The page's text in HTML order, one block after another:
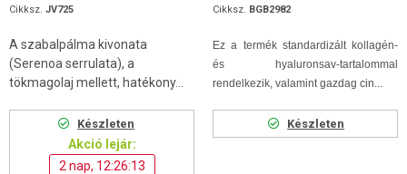
Cikksz. JV725
A szabalpálma kivonata
(Serenoa serrulata), a
tökmagolaj mellett, hatékony...
Készleten
Akció lejár:
2 nap, 12:26:12
Cikksz. BGB2982
Ez a termék standardizált kollagén-
és hyaluronsav-tartalommal
rendelkezik, valamint gazdag cin...
Készleten